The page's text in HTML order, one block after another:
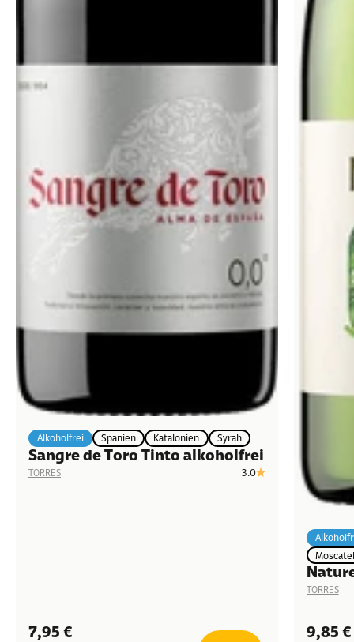
Alkoholfrei Spanien Katalonien Syrah
Sangre de Toro Tinto alkoholfrei
TORRES 3.0
Angebot
7,95 €
Moscatel
TORRES
9,85 €